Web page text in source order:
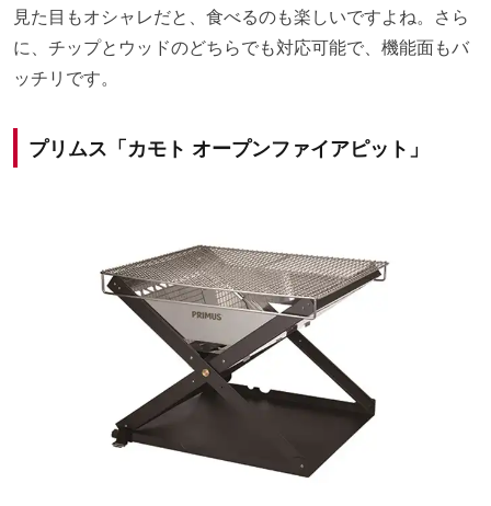
見た目もオシャレだと、食べるのも楽しいですよね。さら
に、チップとウッドのどちらでも対応可能で、機能面もバ
ッチリです。
プリムス「カモト オープンファイアピット」